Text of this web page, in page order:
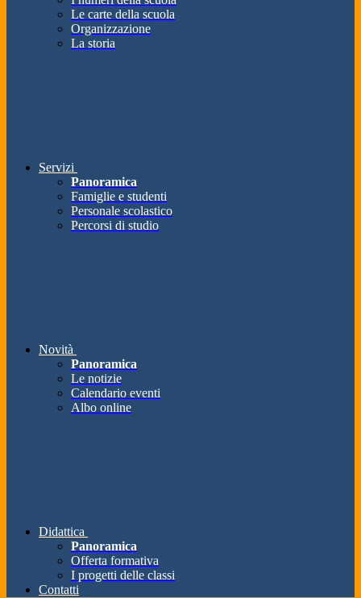
Le carte della scuola
Organizzazione
La storia
Servizi
Panoramica
Famiglie e studenti
Personale scolastico
Percorsi di studio
Novità
Panoramica
Le notizie
Calendario eventi
Albo online
Didattica
Panoramica
Offerta formativa
I progetti delle classi
Contatti